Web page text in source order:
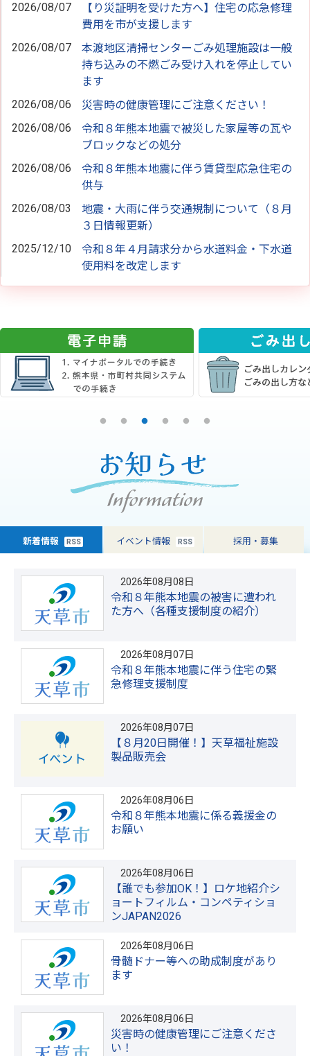
2026/08/07
【り災証明を受けた方へ】住宅の応急修理
費用を市が支援します
2026/08/07
本渡地区清掃センターごみ処理施設は一般
持ち込みの不燃ごみ受け入れを停止してい
ます
2026/08/06
災害時の健康管理にご注意ください！
2026/08/06
令和８年熊本地震で被災した家屋等の瓦や
ブロックなどの処分
2026/08/06
令和８年熊本地震に伴う賃貸型応急住宅の
供与
2026/08/03
地震・大雨に伴う交通規制について（８月
３日情報更新）
2025/12/10
令和８年４月請求分から水道料金・下水道
使用料を改定します
新着情報 RSS イベント情報 RSS 採用・募集
2026年08月08日
令和８年熊本地震の被害に遭われ
た方へ（各種支援制度の紹介）
2026年08月07日
令和８年熊本地震に伴う住宅の緊
急修理支援制度
2026年08月07日
【８月20日開催！】天草福祉施設
製品販売会
2026年08月06日
令和８年熊本地震に係る義援金の
お願い
2026年08月06日
【誰でも参加OK！】ロケ地紹介シ
ョートフィルム・コンペティショ
ンJAPAN2026
2026年08月06日
骨髄ドナー等への助成制度があり
ます
2026年08月06日
災害時の健康管理にご注意くださ
い！